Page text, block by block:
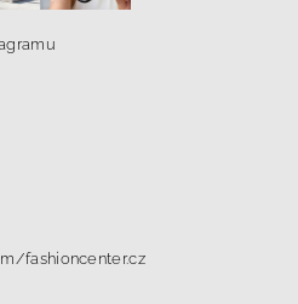
fashioncenter.cz